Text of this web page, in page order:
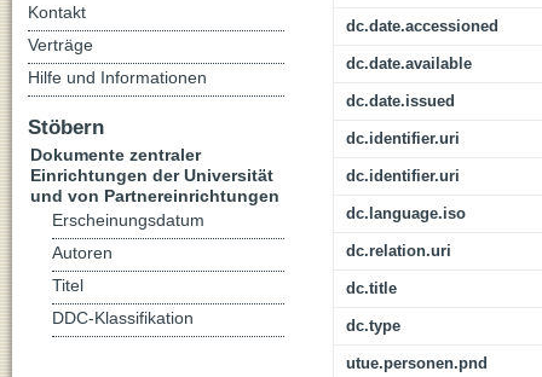
dc.date.accessioned
dc.date.available
dc.date.issued
dc.identifier.uri
dc.identifier.uri
dc.language.iso
dc.relation.uri
dc.title
dc.type
utue.personen.pnd
Kontakt
Verträge
Hilfe und Informationen
Stöbern
Dokumente zentraler
Einrichtungen der Universität
und von Partnereinrichtungen
Erscheinungsdatum
Autoren
Titel
DDC-Klassifikation